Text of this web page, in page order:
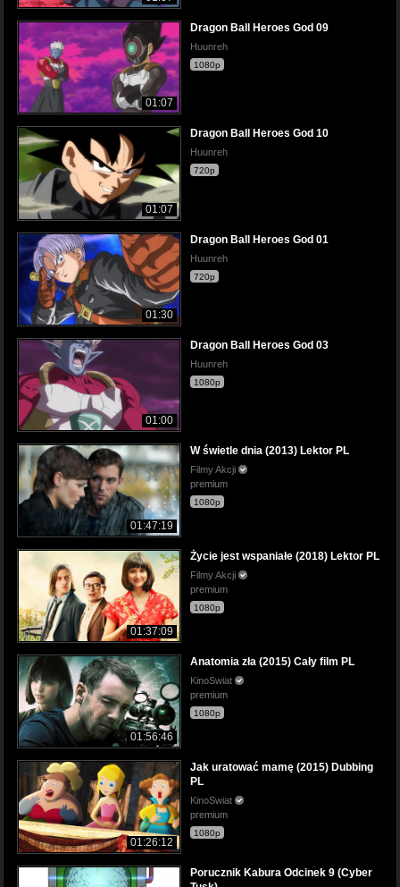
01:07
Dragon Ball Heroes God 09
Huunreh
1080p
01:07
Dragon Ball Heroes God 10
Huunreh
720p
01:30
Dragon Ball Heroes God 01
Huunreh
720p
01:00
Dragon Ball Heroes God 03
Huunreh
1080p
01:47:19
W świetle dnia (2013) Lektor PL
Filmy Akcji
premium
1080p
01:37:09
Życie jest wspaniałe (2018) Lektor PL
Filmy Akcji
premium
1080p
01:56:46
Anatomia zła (2015) Cały film PL
KinoSwiat
premium
1080p
01:26:12
Jak uratować mamę (2015) Dubbing
PL
KinoSwiat
premium
1080p
Porucznik Kabura Odcinek 9 (Cyber